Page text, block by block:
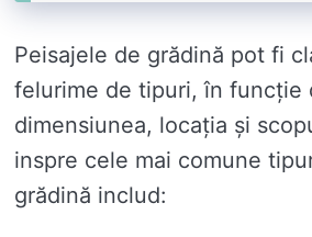
Peisajele de grădină pot fi
felurime de tipuri, în funcție
dimensiunea, locația și
inspre cele mai comune
grădină includ: